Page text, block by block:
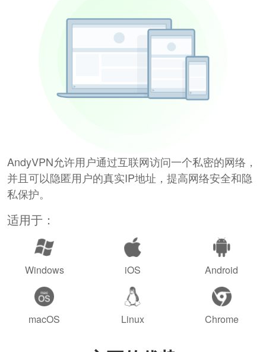
AndyVPN允许用户通过互联网访问一个私密的网络，
并且可以隐匿用户的真实IP地址，提高网络安全和隐
私保护。
适用于：
Windows iOS Android
macOS Linux Chrome